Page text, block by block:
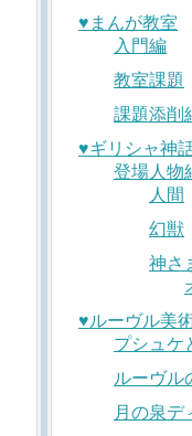
♥︎まんが教室
入門編
教室課題
課題添削
♥︎ギリシャ神
登場人物
人間
幻獣
神さ
♥︎ルーヴル美
プシュケ
ルーヴル
月の泉デ